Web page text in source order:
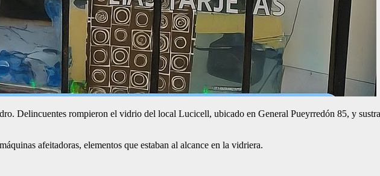
Delincuentes rompieron el vidrio del local Lucicell, ubicado en General Pueyrredón 85, y
afeitadoras, elementos que estaban al alcance en la vidriera.